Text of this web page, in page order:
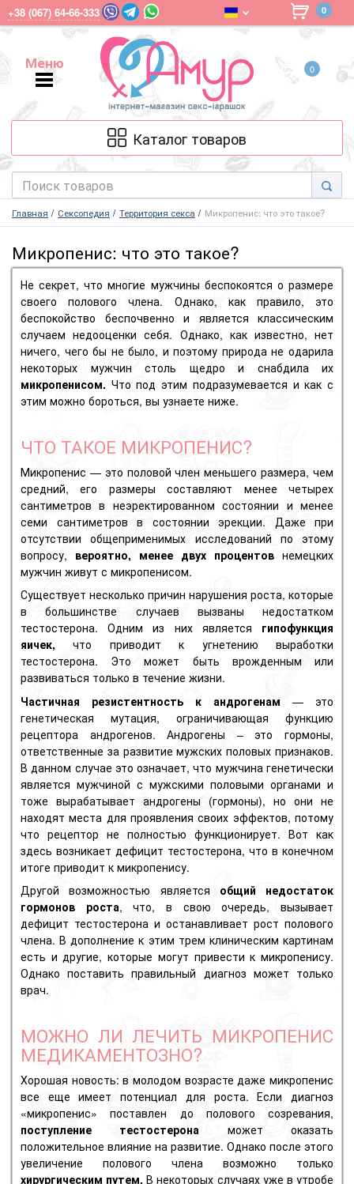
+38 (067) 64-66-333 0
Меню
Меню
0
Каталог товаров
Главная Сексопедия Территория секса Микропенис: что это такое?
Микропенис: что это такое?
Не секрет, что многие мужчины беспокоятся о размере
своего полового члена. Однако, как правило, это
беспокойство беспочвенно и является классическим
случаем недооценки себя. Однако, как известно, нет
ничего, чего бы не было, и поэтому природа не одарила
некоторых мужчин столь щедро и снабдила их
микропенисом. Что под этим подразумевается и как с
этим можно бороться, вы узнаете ниже.
ЧТО ТАКОЕ МИКРОПЕНИС?
Микропенис — это половой член меньшего размера, чем
средний, его размеры составляют менее четырех
сантиметров в неэректированном состоянии и менее
семи сантиметров в состоянии эрекции. Даже при
отсутствии общеприменимых исследований по этому
вопросу, вероятно, менее двух процентов немецких
мужчин живут с микропенисом.
Существует несколько причин нарушения роста, которые
в большинстве случаев вызваны недостатком
тестостерона. Одним из них является гипофункция
яичек, что приводит к угнетению выработки
тестостерона. Это может быть врожденным или
развиваться только в течение жизни.
Частичная резистентность к андрогенам — это
генетическая мутация, ограничивающая функцию
рецептора андрогенов. Андрогены – это гормоны,
ответственные за развитие мужских половых признаков.
В данном случае это означает, что мужчина генетически
является мужчиной с мужскими половыми органами и
тоже вырабатывает андрогены (гормоны), но они не
находят места для проявления своих эффектов, потому
что рецептор не полностью функционирует. Вот как
здесь возникает дефицит тестостерона, что в конечном
итоге приводит к микропенису.
Другой возможностью является общий недостаток
гормонов роста, что, в свою очередь, вызывает
дефицит тестостерона и останавливает рост полового
члена. В дополнение к этим трем клиническим картинам
есть и другие, которые могут привести к микропенису.
Однако поставить правильный диагноз может только
врач.
МОЖНО ЛИ ЛЕЧИТЬ МИКРОПЕНИС
МЕДИКАМЕНТОЗНО?
Хорошая новость: в молодом возрасте даже микропенис
все еще имеет потенциал для роста. Если диагноз
«микропенис» поставлен до полового созревания,
поступление тестостерона может оказать
положительное влияние на развитие. Однако после этого
увеличение полового члена возможно только
хирургическим путем.В некоторых случаях уже в утробе